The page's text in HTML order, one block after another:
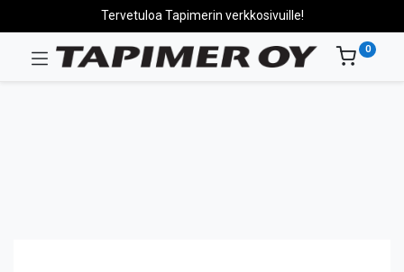
Tervetuloa Tapimerin verkkosivuille!
0